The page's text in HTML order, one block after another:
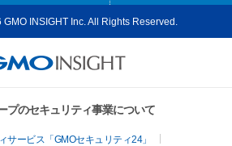
INSIGHT Inc. All Rights Reserved.
プのセキュリティ事業について
ービス「GMOセキュリティ24」